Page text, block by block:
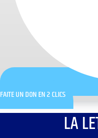
FAITE UN DON EN 2 CLICS
LA